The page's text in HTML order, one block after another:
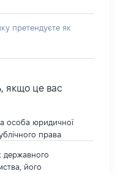
претендуєте як
якщо це вас
особа юридичної
права
державного
його